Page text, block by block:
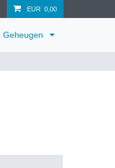
EUR 0,00
Geheugen